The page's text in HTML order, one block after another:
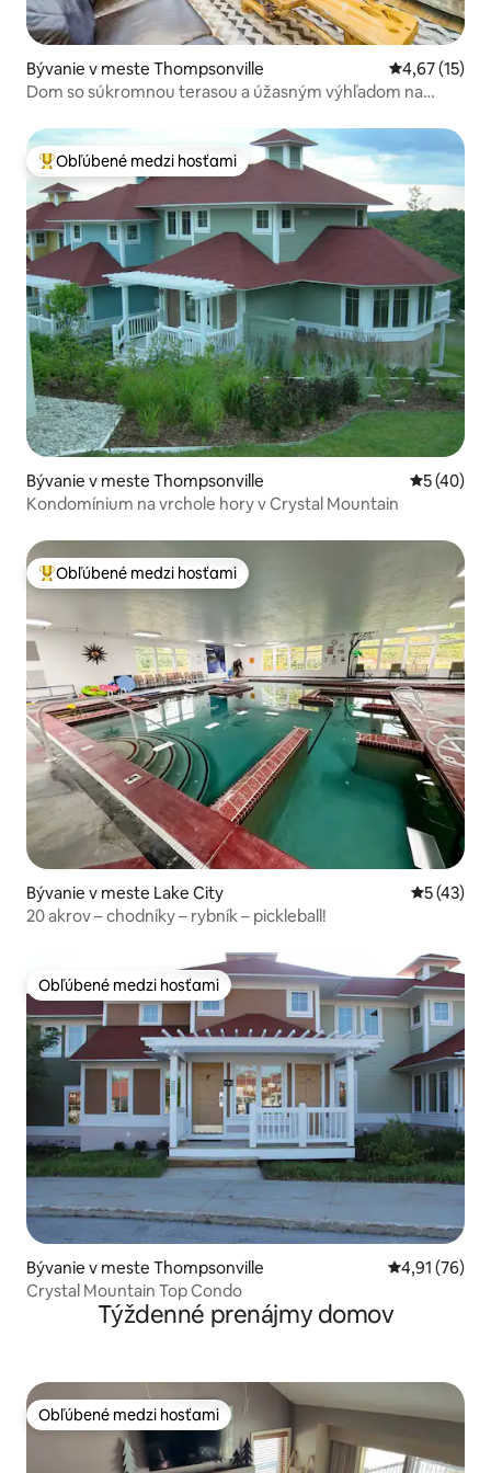
Bývanie v meste Thompsonville Priemerné
4,67 (15)
Dom so súkromnou terasou a úžasným výhľadom na
Najobľúbenejšie medzi hosťami
Obľúbené medzi hosťami
Bývanie v meste Thompsonville
5 (40)
Kondomínium na vrchole hory v Crystal Mountain
Najobľúbenejšie medzi hosťami
Obľúbené medzi hosťami
Bývanie v meste Lake City
5 (43)
20 akrov – chodníky – rybník – pickleball!
Obľúbené medzi hosťami
Obľúbené medzi hosťami
Bývanie v meste Thompsonville Priemerné
4,91 (76)
Crystal Mountain Top Condo
Týždenné prenájmy domov
Obľúbené medzi hosťami
Obľúbené medzi hosťami